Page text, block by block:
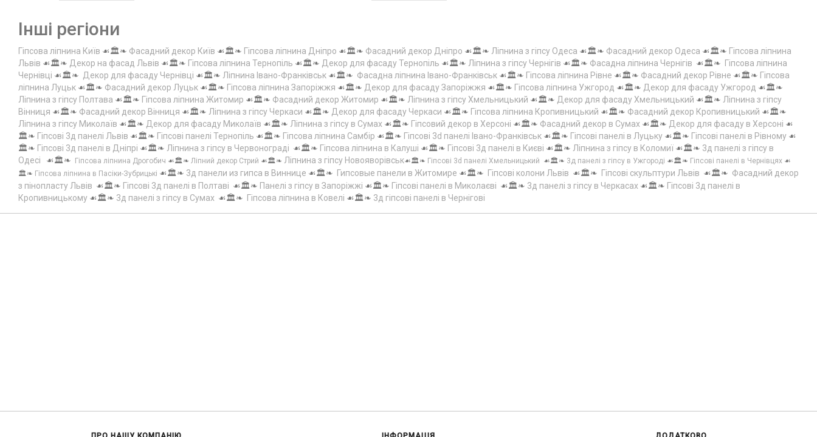
Інші регіони
Гіпсова ліпнина Київ ☙🏛️❧ Фасадний декор Київ ☙🏛️❧ Гіпсова ліпнина Дніпро ☙🏛️❧ Фасадний декор Дніпро ☙🏛️❧ Ліпнина з гіпсу Одеса ☙🏛️❧ Фасадний декор Одеса ☙🏛️❧ Гіпсова ліпнина
Львів ☙🏛️❧ Декор на фасад Львів ☙🏛️❧ Гіпсова ліпнина Тернопіль ☙🏛️❧ Декор для фасаду Тернопіль ☙🏛️❧ Ліпнина з гіпсу Чернігів ☙🏛️❧ Фасадна ліпнина Чернігів ☙🏛️❧ Гіпсова ліпнина
Чернівці ☙🏛️❧ Декор для фасаду Чернівці ☙🏛️❧ Ліпнина Івано-Франківськ ☙🏛️❧ Фасадна ліпнина Івано-Франківськ ☙🏛️❧ Гіпсова ліпнина Рівне ☙🏛️❧ Фасадний декор Рівне ☙🏛️❧ Гіпсова
ліпнина Луцьк ☙🏛️❧ Фасадний декор Луцьк ☙🏛️❧ Гіпсова ліпнина Запоріжжя ☙🏛️❧ Декор для фасаду Запоріжжя ☙🏛️❧ Гіпсова ліпнина Ужгород ☙🏛️❧ Декор для фасаду Ужгород ☙🏛️❧
Ліпнина з гіпсу Полтава ☙🏛️❧ Гіпсова ліпнина Житомир ☙🏛️❧ Фасадний декор Житомир ☙🏛️❧ Ліпнина з гіпсу Хмельницький ☙🏛️❧ Декор для фасаду Хмельницький ☙🏛️❧ Ліпнина з гіпсу
Вінниця ☙🏛️❧ Фасадний декор Вінниця ☙🏛️❧ Ліпнина з гіпсу Черкаси ☙🏛️❧ Декор для фасаду Черкаси ☙🏛️❧ Гіпсова ліпнина Кропивницький ☙🏛️❧ Фасадний декор Кропивницький ☙🏛️❧
Ліпнина з гіпсу Миколаїв ☙🏛️❧ Декор для фасаду Миколаїв ☙🏛️❧ Ліпнина з гіпсу в Сумах ☙🏛️❧ Гіпсовий декор в Херсоні ☙🏛️❧ Фасадний декор в Сумах ☙🏛️❧ Декор для фасаду в Херсоні ☙
🏛️❧ Гіпсові 3д панелі Львів ☙🏛️❧ Гіпсові панелі Тернопіль ☙🏛️❧ Гіпсова ліпнина Самбір ☙🏛️❧ Гіпсові 3d панелі Івано-Франківськ ☙🏛️❧ Гіпсові панелі в Луцьку ☙🏛️❧ Гіпсові панелі в Рівному ☙
🏛️❧ Гіпсові 3д панелі в Дніпрі ☙🏛️❧ Ліпнина з гіпсу в Червонограді ☙🏛️❧ Гіпсова ліпнина в Калуші ☙🏛️❧ Гіпсові 3д панелі в Києві ☙🏛️❧ Ліпнина з гіпсу в Коломиї ☙🏛️❧ 3д панелі з гіпсу в
Одесі ☙🏛️❧ Гіпсова ліпнина Дрогобич ☙🏛️❧ Ліпний декор Стрий ☙🏛️❧ Ліпнина з гіпсу Новояворівськ☙🏛️❧ Гіпсові 3d панелі Хмельницький ☙🏛️❧ 3д панелі з гіпсу в Ужгороді ☙🏛️❧ Гіпсові панелі в Чернівцях ☙
🏛️❧ Гіпсова ліпнина в Пасіки-Зубрицькі ☙🏛️❧ 3д панели из гипса в Виннице ☙🏛️❧ Гипсовые панели в Житомире ☙🏛️❧ Гіпсові колони Львів ☙🏛️❧ Гіпсові скульптури Львів ☙🏛️❧ Фасадний декор
з пінопласту Львів ☙🏛️❧ Гіпсові 3д панелі в Полтаві ☙🏛️❧ Панелі з гіпсу в Запоріжжі ☙🏛️❧ Гіпсові панелі в Миколаєві ☙🏛️❧ 3д панелі з гіпсу в Черкасах ☙🏛️❧ Гіпсові 3д панелі в
Кропивницькому ☙🏛️❧ 3д панелі з гіпсу в Сумах ☙🏛️❧ Гіпсова ліпнина в Ковелі ☙🏛️❧ 3д гіпсові панелі в Чернігові